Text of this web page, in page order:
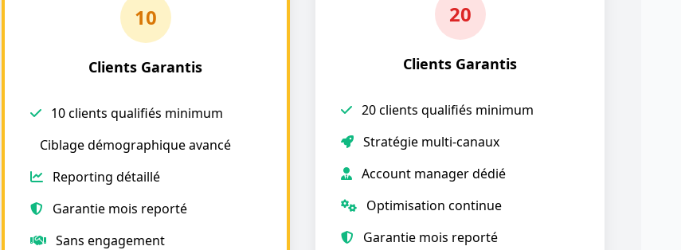
10
Clients Garantis
10 clients qualifiés minimum
Ciblage démographique avancé
Reporting détaillé
Garantie mois reporté
Sans engagement
20
Clients Garantis
20 clients qualifiés minimum
Stratégie multi-canaux
Account manager dédié
Optimisation continue
Garantie mois reporté